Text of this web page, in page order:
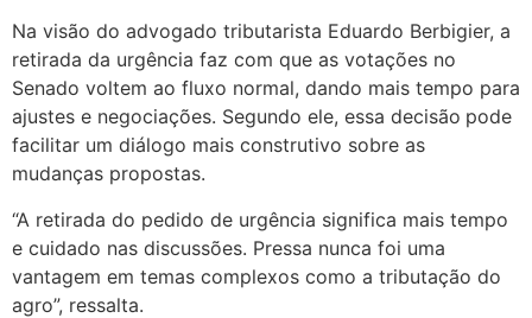
Na visão do advogado tributarista Eduardo Berbigier, a
retirada da urgência faz com que as votações no
Senado voltem ao fluxo normal, dando mais tempo para
ajustes e negociações. Segundo ele, essa decisão pode
facilitar um diálogo mais construtivo sobre as
mudanças propostas.
“A retirada do pedido de urgência significa mais tempo
e cuidado nas discussões. Pressa nunca foi uma
vantagem em temas complexos como a tributação do
agro”, ressalta.